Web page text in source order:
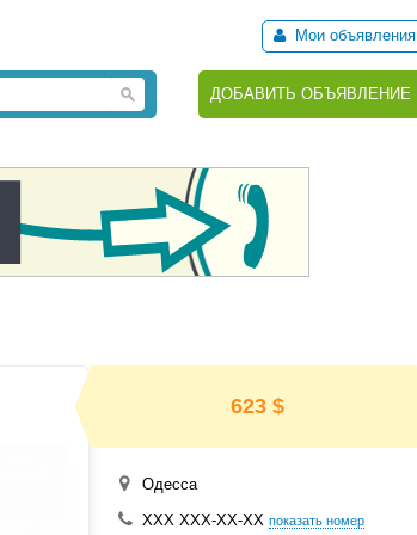
Мои объявления
ДОБАВИТЬ ОБЪЯВЛЕНИЕ
623 $
Одесса
ХХХ ХХХ-ХХ-ХХ показать номер